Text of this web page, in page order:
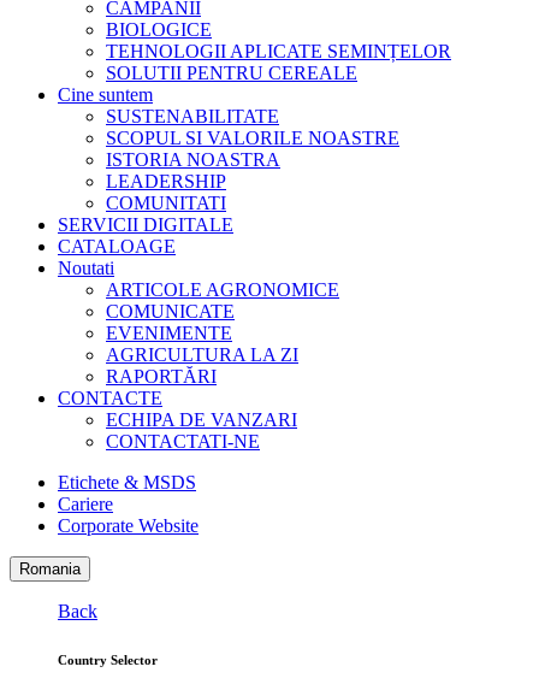
CAMPANII
BIOLOGICE
TEHNOLOGII APLICATE SEMINȚELOR
SOLUTII PENTRU CEREALE
Cine suntem
SUSTENABILITATE
SCOPUL SI VALORILE NOASTRE
ISTORIA NOASTRA
LEADERSHIP
COMUNITATI
SERVICII DIGITALE
CATALOAGE
Noutati
ARTICOLE AGRONOMICE
COMUNICATE
EVENIMENTE
AGRICULTURA LA ZI
RAPORTĂRI
CONTACTE
ECHIPA DE VANZARI
CONTACTATI-NE
Etichete & MSDS
Cariere
Corporate Website
Romania
Back
Country Selector